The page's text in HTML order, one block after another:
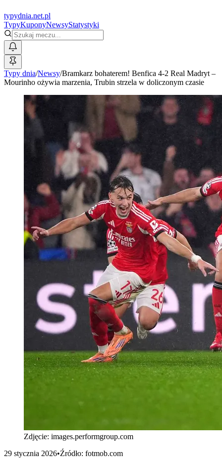
typydnia.net.pl
TypyKuponyNewsyStatystyki
Typy dnia/Newsy/Bramkarz bohaterem! Benfica 4-2 Real Madryt –
Mourinho ożywia marzenia, Trubin strzela w doliczonym czasie
Zdjęcie: images.performgroup.com
29 stycznia 2026•Źródło: fotmob.com